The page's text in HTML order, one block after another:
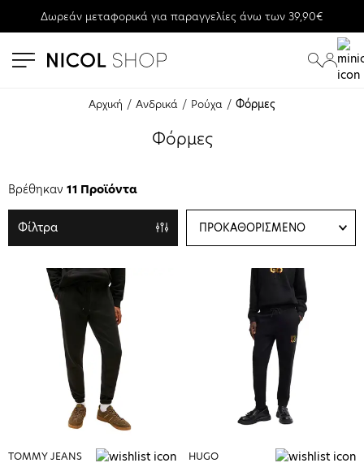
Δωρεάν μεταφορικά για παραγγελίες άνω των 39,90€
Αρχική Ανδρικά Ρούχα Φόρμες
Φόρμες
Βρέθηκαν 11 Προϊόντα
Φίλτρα
TOMMY JEANS HUGO